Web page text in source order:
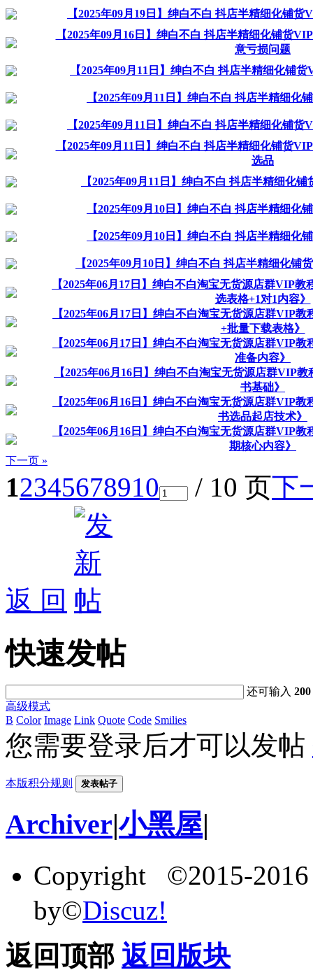
【2025年09月19日】绅白不白 抖店半精细化铺
【2025年09月16日】绅白不白 抖店半精细化铺货
意亏损问题
【2025年09月11日】绅白不白 抖店半精细化铺
【2025年09月11日】绅白不白 抖店半精细化
【2025年09月11日】绅白不白 抖店半精细化铺
【2025年09月11日】绅白不白 抖店半精细化铺货
选品
【2025年09月11日】绅白不白 抖店半精细化
【2025年09月10日】绅白不白 抖店半精细化
【2025年09月10日】绅白不白 抖店半精细化
【2025年09月10日】绅白不白 抖店半精细化铺
【2025年06月17日】绅白不白淘宝无货源店群VIP
选表格+1对1内容》
【2025年06月17日】绅白不白淘宝无货源店群VIP
+批量下载表格》
【2025年06月17日】绅白不白淘宝无货源店群VIP
准备内容》
【2025年06月16日】绅白不白淘宝无货源店群VIP
书基础》
【2025年06月16日】绅白不白淘宝无货源店群VIP
书选品起店技术》
【2025年06月16日】绅白不白淘宝无货源店群VIP
期核心内容》
下一页 »
12345678910 / 10 页下
返 回
快速发帖
还可输入200
高级模式
B Color Image Link Quote Code Smilies
您需要登录后才可以发帖
本版积分规则 发表帖子
Archiver|小黑屋|
Copyright ©2015-
by©Discuz!
返回顶部 返回版块